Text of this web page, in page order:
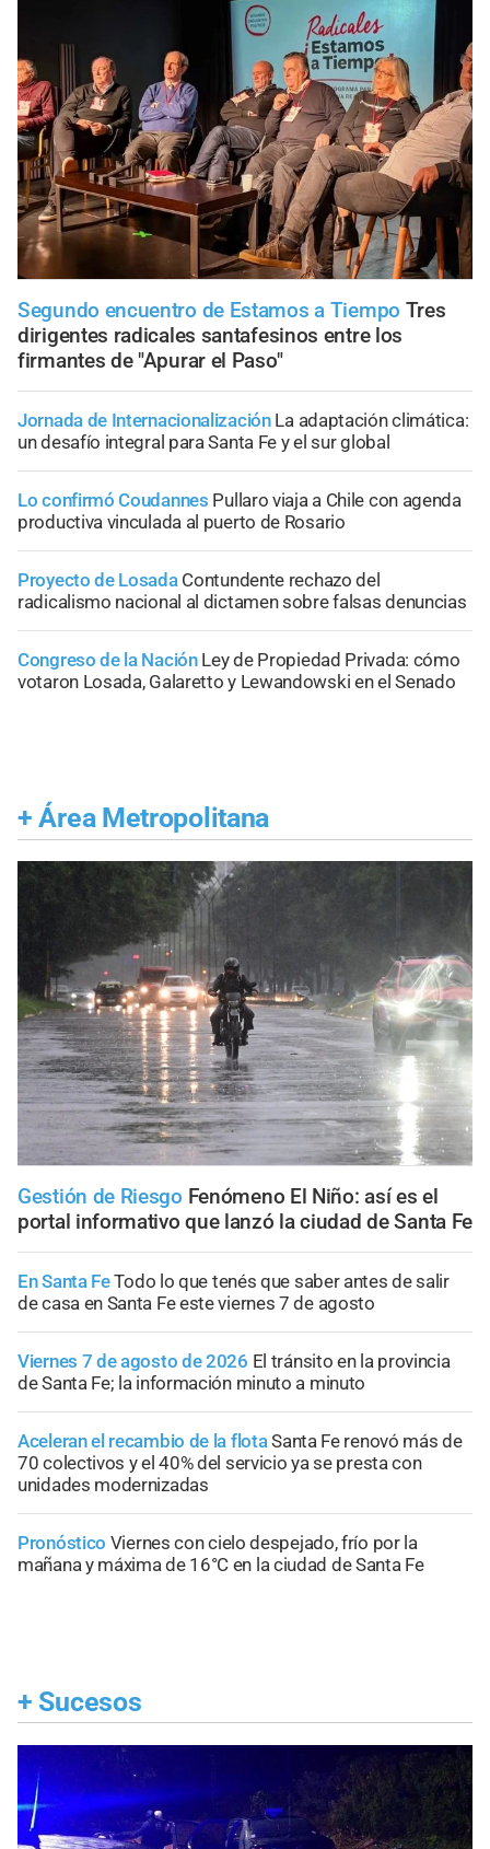
Segundo encuentro de Estamos a Tiempo Tres
dirigentes radicales santafesinos entre los
firmantes de "Apurar el Paso"
Jornada de Internacionalización La adaptación climática:
un desafío integral para Santa Fe y el sur global
Lo confirmó Coudannes Pullaro viaja a Chile con agenda
productiva vinculada al puerto de Rosario
Proyecto de Losada Contundente rechazo del
radicalismo nacional al dictamen sobre falsas denuncias
Congreso de la Nación Ley de Propiedad Privada: cómo
votaron Losada, Galaretto y Lewandowski en el Senado
+ Área Metropolitana
Gestión de Riesgo Fenómeno El Niño: así es el
portal informativo que lanzó la ciudad de Santa Fe
En Santa FeTodo lo que tenés que saber antes de salir
de casa en Santa Fe este viernes 7 de agosto
Viernes 7 de agosto de 2026 El tránsito en la provincia
de Santa Fe; la información minuto a minuto
Aceleran el recambio de la flotaSanta Fe renovó más de
70 colectivos y el 40% del servicio ya se presta con
unidades modernizadas
Pronóstico Viernes con cielo despejado, frío por la
mañana y máxima de 16°C en la ciudad de Santa Fe
+ Sucesos